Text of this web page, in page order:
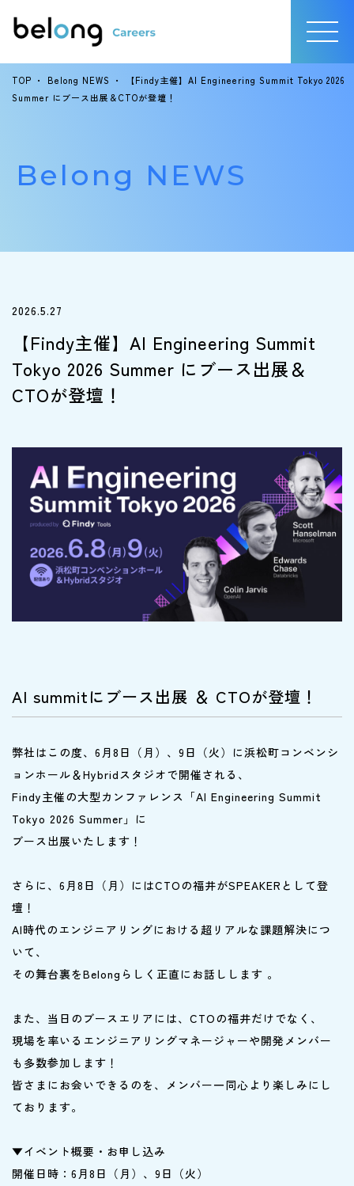
TOP ・ Belong NEWS ・
【Findy主催】AI Engineering Summit Tokyo 2026
Summer にブース出展＆CTOが登壇！
Belong NEWS
2026.5.27
【Findy主催】AI Engineering Summit
Tokyo 2026 Summer にブース出展＆
CTOが登壇！
AI summitにブース出展 ＆ CTOが登壇！
弊社はこの度、6月8日（月）、9日（火）に浜松町コンベンシ
ョンホール＆Hybridスタジオで開催される、
Findy主催の大型カンファレンス「AI Engineering Summit
Tokyo 2026 Summer」に
ブース出展いたします！
さらに、6月8日（月）にはCTOの福井がSPEAKERとして登
壇！
AI時代のエンジニアリングにおける超リアルな課題解決につ
いて、
その舞台裏をBelongらしく正直にお話しします 。
また、当日のブースエリアには、CTOの福井だけでなく、
現場を率いるエンジニアリングマネージャーや開発メンバー
も多数参加します！
皆さまにお会いできるのを、メンバー一同心より楽しみにし
ております。
▼イベント概要・お申し込み
開催日時：6月8日（月）、9日（火）